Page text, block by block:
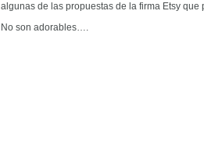
algunas de las propuestas de la firma Etsy
No son adorables….